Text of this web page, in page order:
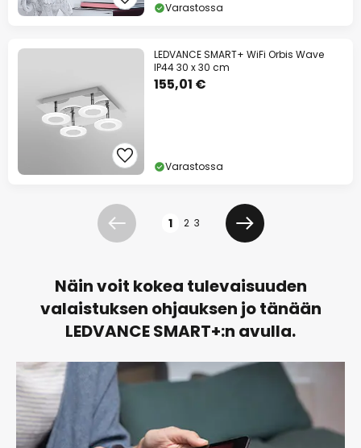
Varastossa
LEDVANCE SMART+ WiFi Orbis Wave
IP44 30 x 30 cm
155,01 €
Varastossa
Edellinen 1 2 3
Seuraava
Näin voit kokea tulevaisuuden
valaistuksen ohjauksen jo tänään
LEDVANCE SMART+:n avulla.